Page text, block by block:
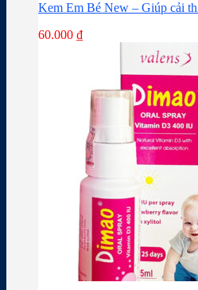
Kem Em Bé New – Giúp cải
60.000 ₫